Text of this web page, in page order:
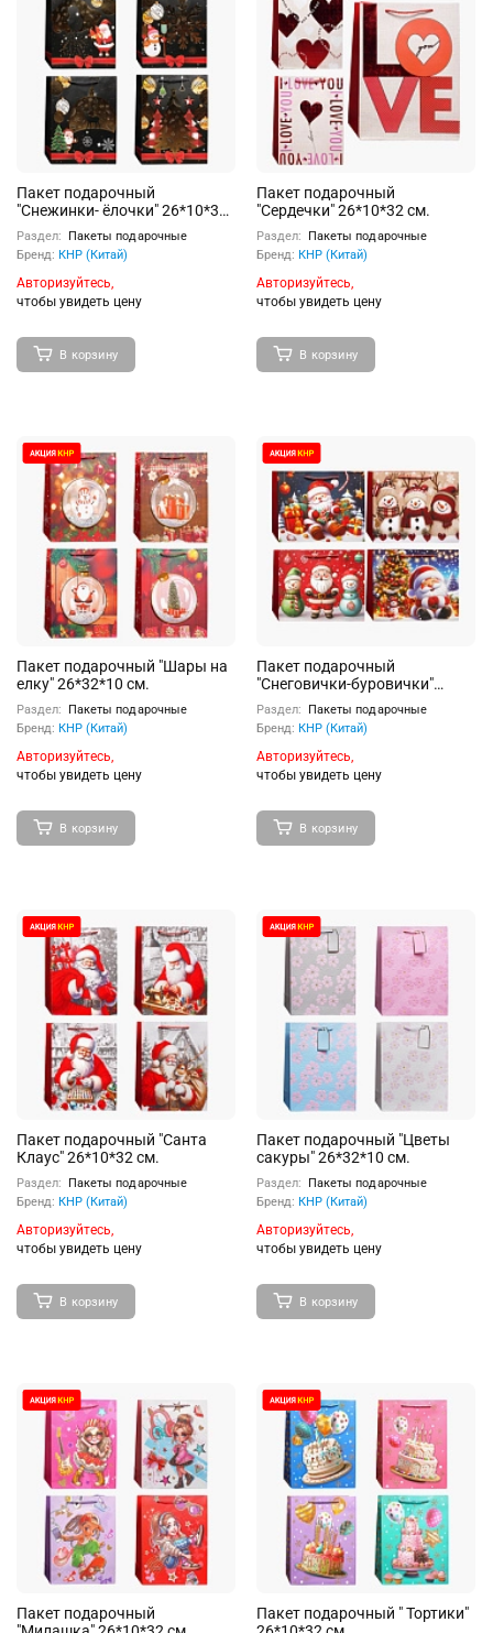
Пакет подарочный
"Снежинки- ёлочки" 26*10*32
см.
Раздел:
Пакеты подарочные
Бренд: КНР (Китай)
Авторизуйтесь,
чтобы увидеть цену
В корзину
Пакет подарочный
"Сердечки" 26*10*32 см.
Раздел:
Пакеты подарочные
Бренд: КНР (Китай)
Авторизуйтесь,
чтобы увидеть цену
В корзину
Пакет подарочный "Шары на
елку" 26*32*10 см.
Раздел:
Пакеты подарочные
Бренд: КНР (Китай)
Авторизуйтесь,
чтобы увидеть цену
В корзину
Пакет подарочный
"Снеговички-буровички"
26*12*32 см.
Раздел:
Пакеты подарочные
Бренд: КНР (Китай)
Авторизуйтесь,
чтобы увидеть цену
В корзину
Пакет подарочный "Санта
Клаус" 26*10*32 см.
Раздел:
Пакеты подарочные
Бренд: КНР (Китай)
Авторизуйтесь,
чтобы увидеть цену
В корзину
Пакет подарочный "Цветы
сакуры" 26*32*10 см.
Раздел:
Пакеты подарочные
Бренд: КНР (Китай)
Авторизуйтесь,
чтобы увидеть цену
В корзину
Пакет подарочный
Пакет подарочный " Тортики"